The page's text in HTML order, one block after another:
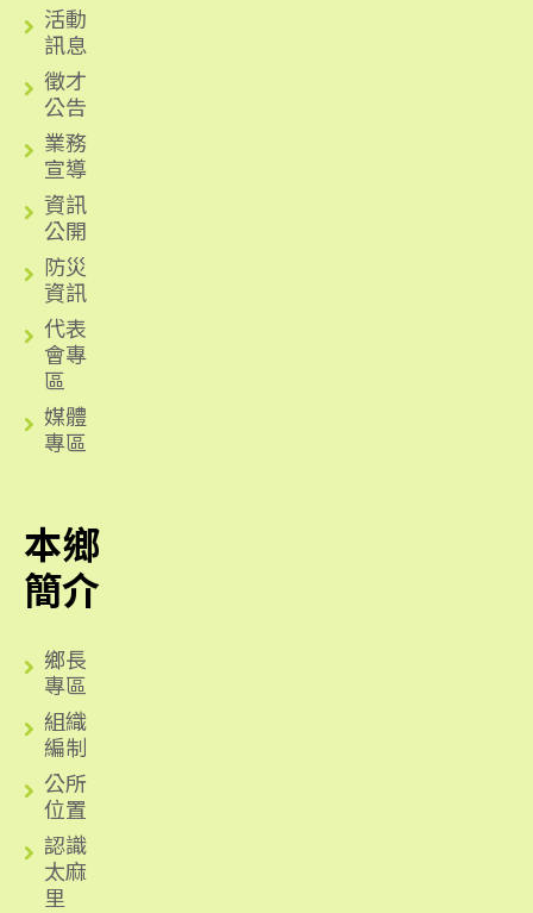
活動
訊息
徵才
公告
業務
宣導
資訊
公開
防災
資訊
代表
會專
區
媒體
專區
本鄉
簡介
鄉長
專區
組織
編制
公所
位置
認識
太麻
里